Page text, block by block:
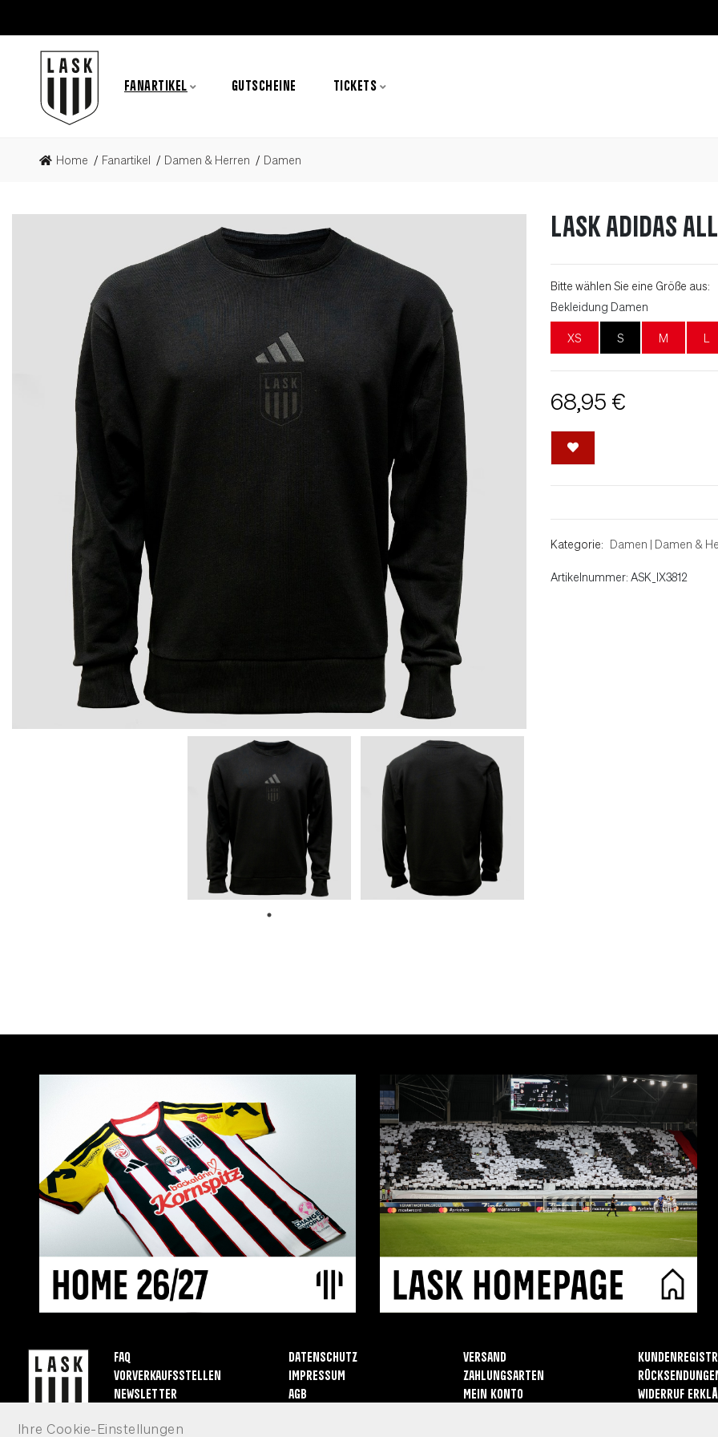
FANARTIKEL GUTSCHEINE TICKETS
Home Fanartikel Damen & Herren Damen
LASK adidas
Bitte wählen Sie eine Größe aus:
Bekleidung Damen
XS S M L
68,95 €
Kategorie: Damen | Damen &
Artikelnummer: ASK_IX3812
FAQ
Vorverkaufsstellen
Newsletter
Datenschutz
Impressum
AGB
Versand
Zahlungsarten
Mein Konto
Widerruf
Ihre Cookie-Einstellungen